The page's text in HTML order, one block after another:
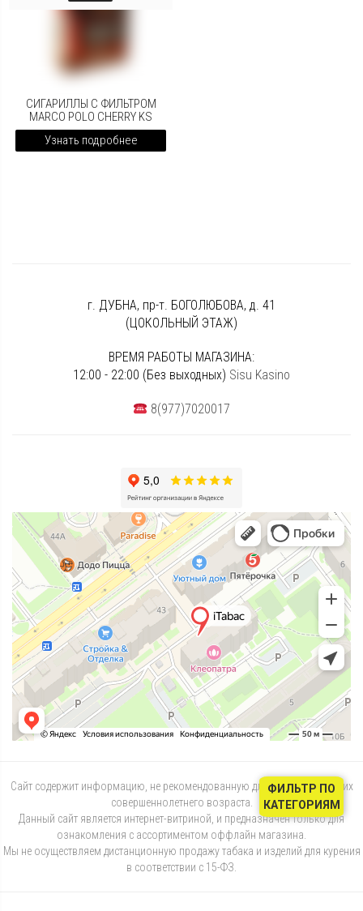
СИГАРИЛЛЫ С ФИЛЬТРОМ
MARCO POLO CHERRY KS
Узнать подробнее
г. ДУБНА, пр-т. БОГОЛЮБОВА, д. 41
(ЦОКОЛЬНЫЙ ЭТАЖ)
ВРЕМЯ РАБОТЫ МАГАЗИНА:
12:00 - 22:00 (Без выходных) Sisu Kasino
8(977)7020017
Сайт содержит информацию, не рекомендованную для лиц, не достигших
совершеннолетнего возраста.
Данный сайт является интернет-витриной, и предназначен только для
ознакомления с ассортиментом оффлайн магазина.
Мы не осуществляем дистанционную продажу табака и изделий для курения
в соответствии с 15-ФЗ.
ФИЛЬТР ПО
КАТЕГОРИЯМ